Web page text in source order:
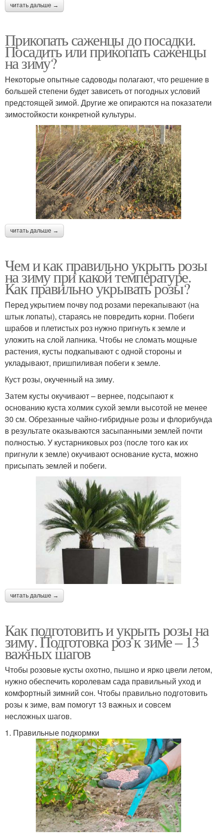
читать дальше →
Прикопать саженцы до посадки.
Посадить или прикопать саженцы
на зиму?
Некоторые опытные садоводы полагают, что решение в
большей степени будет зависеть от погодных условий
предстоящей зимой. Другие же опираются на показатели
зимостойкости конкретной культуры.
читать дальше →
Чем и как правильно укрыть розы
на зиму при какой температуре.
Как правильно укрывать розы?
Перед укрытием почву под розами перекапывают (на
штык лопаты), стараясь не повредить корни. Побеги
шрабов и плетистых роз нужно пригнуть к земле и
уложить на слой лапника. Чтобы не сломать мощные
растения, кусты подкапывают с одной стороны и
укладывают, пришпиливая побеги к земле.
Куст розы, окученный на зиму.
Затем кусты окучивают – вернее, подсыпают к
основанию куста холмик сухой земли высотой не менее
30 см. Обрезанные чайно-гибридные розы и флорибунда
в результате оказываются засыпанными землей почти
полностью. У кустарниковых роз (после того как их
пригнули к земле) окучивают основание куста, можно
присыпать землей и побеги.
читать дальше →
Как подготовить и укрыть розы на
зиму. Подготовка роз к зиме – 13
важных шагов
Чтобы розовые кусты охотно, пышно и ярко цвели летом,
нужно обеспечить королевам сада правильный уход и
комфортный зимний сон. Чтобы правильно подготовить
розы к зиме, вам помогут 13 важных и совсем
несложных шагов.
1. Правильные подкормки